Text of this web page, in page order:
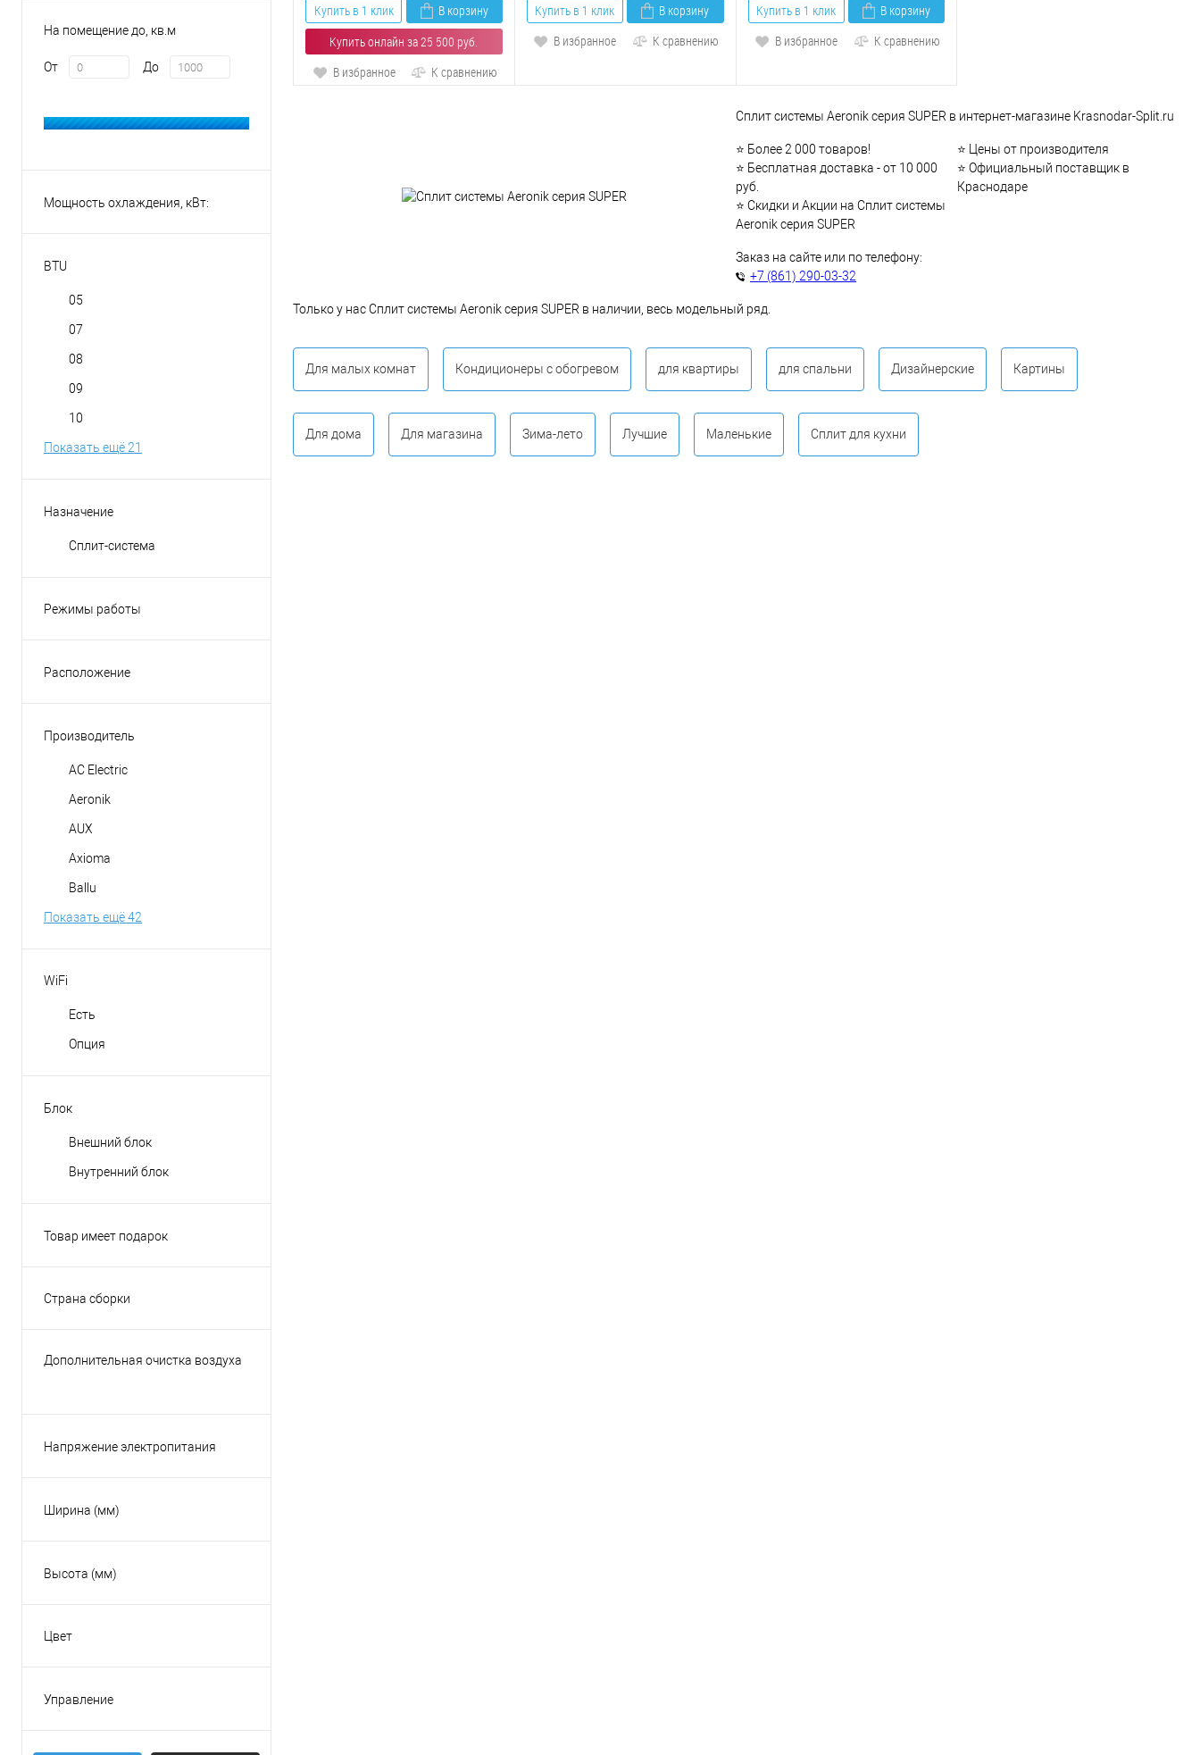
На помещение до, кв.м
От До
Мощность охлаждения, кВт:
BTU
05
07
08
09
10
Показать ещё 21
Назначение
Сплит-система
Режимы работы
приточная вентиляция
Расположение
Производитель
AC Electric
Aeronik
AUX
Axioma
Ballu
Показать ещё 42
WiFi
Есть
Опция
Блок
Внешний блок
Внутренний блок
Товар имеет подарок
Страна сборки
Дополнительная очистка воздуха
Напряжение электропитания
Ширина (мм)
Высота (мм)
Цвет
Управление
Купить в 1 клик
В корзину
Купить онлайн за 25 500 руб.
В избранное
К сравнению
Купить в 1 клик
В корзину
В избранное
К сравнению
Купить в 1 клик
В корзину
В избранное
К сравнению
Сплит системы Aeronik серия SUPER в интернет-магазине Krasnodar-Split.ru
⭐ Более 2 000 товаров!
⭐ Бесплатная доставка - от 10 000
руб.
⭐ Скидки и Акции на Сплит системы
Aeronik серия SUPER
⭐ Цены от производителя
⭐ Официальный поставщик в
Краснодаре
Заказ на сайте или по телефону:
+7 (861) 290-03-32
Только у нас Сплит системы Aeronik серия SUPER в наличии, весь модельный ряд.
Для малых комнат Кондиционеры с обогревом для квартиры для спальни Дизайнерские Картины
Для дома Для магазина Зима-лето Лучшие Маленькие Сплит для кухни